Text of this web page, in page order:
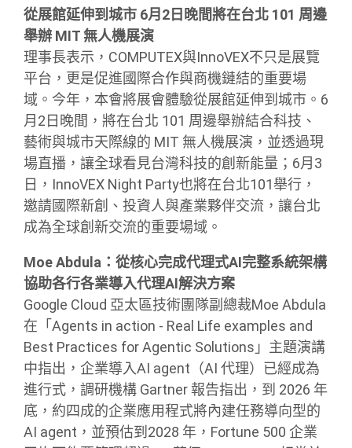
從展館延伸到城市 6月2日晚間將在台北 101 周邊
舉辦 MIT 無人機展演
理事長表示，COMPUTEX與InnoVEX不只是展覽
平台，更是促進國際合作與商機鏈結的重要場
域。今年，本會將展會體驗從展館延伸到城市。6
月2日晚間，將在台北 101 周邊舉辦結合科技、
藝術與城市天際線的 MIT 無人機展演，並透過現
場直播，讓全球看見台灣科技的創新能量；6月3
日，InnoVEX Night Party也將在台北101舉行，
邀請國際新創、投資人與產業夥伴交流，讓台北
成為全球創新交流的重要場域。
Moe Abdula：從核心完成代理式AI完整系統架構
協助各行各業導入代理AI解決方案
Google Cloud 亞太區技術團隊副總裁Moe Abdula
在「Agents in action - Real Life examples and
Best Practices for Agentic Solutions」主題演講
中指出，企業導入AI agent（AI 代理）已經成為
進行式，調研機構 Gartner 報告指出，到 2026 年
底，約四成的企業應用程式將內建任務導向型的
AI agent，並預估到2028 年，Fortune 500 企業